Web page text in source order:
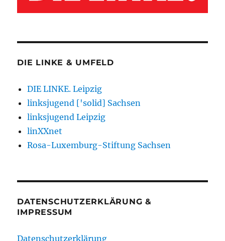
DIE LINKE & UMFELD
DIE LINKE. Leipzig
linksjugend ['solid] Sachsen
linksjugend Leipzig
linXXnet
Rosa-Luxemburg-Stiftung Sachsen
DATENSCHUTZERKLÄRUNG &
IMPRESSUM
Datenschutzerklärung